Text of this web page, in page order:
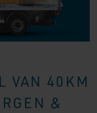
VAN 40KM
&